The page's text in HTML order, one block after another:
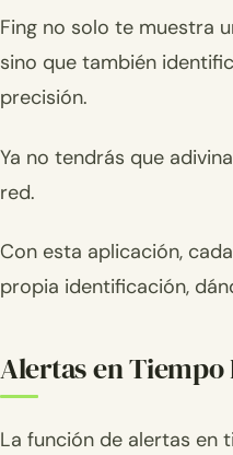
Fing no solo te muestra
sino que también
precisión.
Ya no tendrás que
red.
Con esta aplicación,
propia identificación,
Alertas en Tiempo
La función de alertas en